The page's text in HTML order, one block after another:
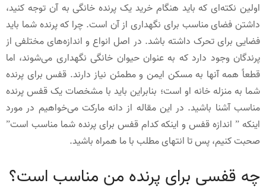
اولین نکته‌ای که باید هنگام خرید یک پرنده خانگی به آن توجه کنید،
داشتن فضای مناسب برای نگهداری از آن است. چرا که پرنده شما باید
فضایی برای تحرک داشته باشد. در اصل انواع و اندازه‌های مختلفی از
پرندگان وجود دارد که به‌ عنوان حیوان خانگی نگهداری می‌شوند، اما
قطعاً همه آنها به مسکن ایمن و مطمئن نیاز دارند. قفس برای پرنده
شما به منزله خانه او است؛ بنابراین باید با مشخصات یک قفس پرنده
مناسب آشنا باشید. در این مقاله از دانه مارکت می‌خواهیم در مورد
اینکه ” اندازه قفس و اینکه کدام قفس برای پرنده شما مناسب است”
صحبت کنیم، پس تا انتهای مطلب با ما همراه باشید.
چه قفسی برای پرنده من مناسب است؟